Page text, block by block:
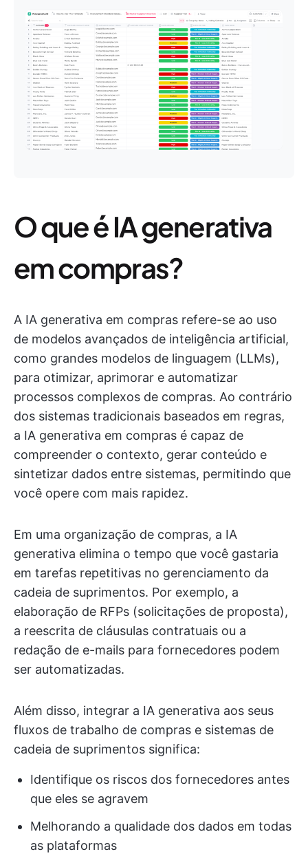
O que é IA generativa
em compras?
A IA generativa em compras refere-se ao uso
de modelos avançados de inteligência artificial,
como grandes modelos de linguagem (LLMs),
para otimizar, aprimorar e automatizar
processos complexos de compras. Ao contrário
dos sistemas tradicionais baseados em regras,
a IA generativa em compras é capaz de
compreender o contexto, gerar conteúdo e
sintetizar dados entre sistemas, permitindo que
você opere com mais rapidez.
Em uma organização de compras, a IA
generativa elimina o tempo que você gastaria
em tarefas repetitivas no gerenciamento da
cadeia de suprimentos. Por exemplo, a
elaboração de RFPs (solicitações de proposta),
a reescrita de cláusulas contratuais ou a
redação de e-mails para fornecedores podem
ser automatizadas.
Além disso, integrar a IA generativa aos seus
fluxos de trabalho de compras e sistemas de
cadeia de suprimentos significa:
Identifique os riscos dos fornecedores antes
que eles se agravem
Melhorando a qualidade dos dados em todas
as plataformas